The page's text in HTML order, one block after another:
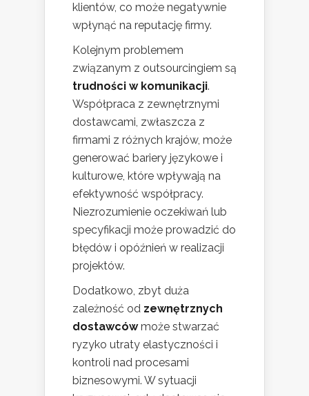
klientów, co może negatywnie
wpłynąć na reputację firmy.
Kolejnym problemem
związanym z outsourcingiem są
trudności w komunikacji.
Współpraca z zewnętrznymi
dostawcami, zwłaszcza z
firmami z różnych krajów, może
generować bariery językowe i
kulturowe, które wpływają na
efektywność współpracy.
Niezrozumienie oczekiwań lub
specyfikacji może prowadzić do
błędów i opóźnień w realizacji
projektów.
Dodatkowo, zbyt duża
zależność od zewnętrznych
dostawcówmoże stwarzać
ryzyko utraty elastyczności i
kontroli nad procesami
biznesowymi. W sytuacji